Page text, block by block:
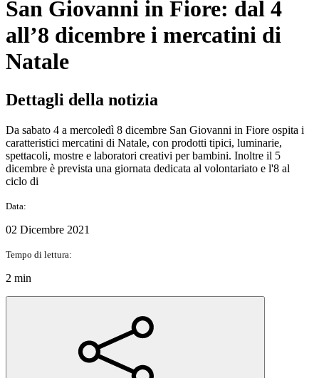
San Giovanni in Fiore: dal 4
all’8 dicembre i mercatini di
Natale
Dettagli della notizia
Da sabato 4 a mercoledì 8 dicembre San Giovanni in Fiore ospita i
caratteristici mercatini di Natale, con prodotti tipici, luminarie,
spettacoli, mostre e laboratori creativi per bambini. Inoltre il 5
dicembre è prevista una giornata dedicata al volontariato e l'8 al
ciclo di
Data:
02 Dicembre 2021
Tempo di lettura:
2 min